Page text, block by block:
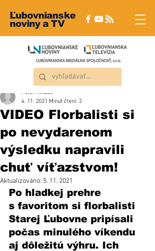
Ľubovnianske
noviny a TV
VIDEO Florbalisti si
po nevydarenom
výsledku napravili
chuť víťazstvom!
Peter Rindoš
4. 11. 2021 Minut čtení: 2
Aktualizováno: 5. 11. 2021
Po hladkej prehre
s favoritom si florbalisti
Starej Ľubovne pripísali
počas minulého víkendu
aj dôležitú výhru. Ich